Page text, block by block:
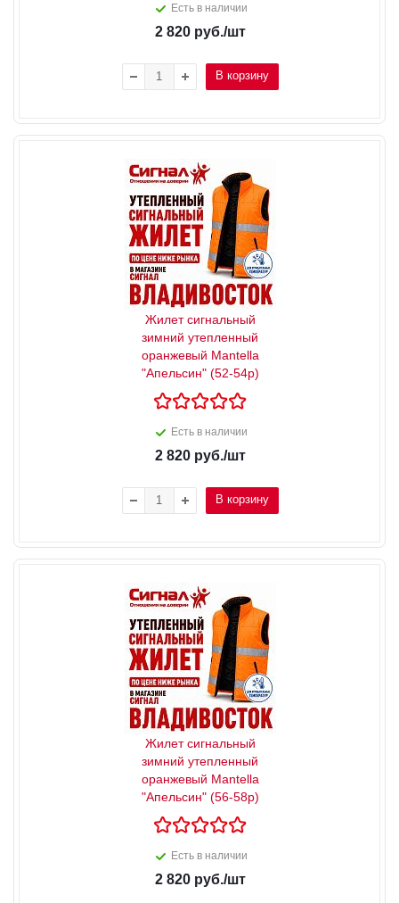
Есть в наличии
2 820руб./шт
В корзину
Жилет сигнальный
зимний утепленный
оранжевый Mantella
"Апельсин" (52-54р)
Есть в наличии
2 820руб./шт
В корзину
Жилет сигнальный
зимний утепленный
оранжевый Mantella
"Апельсин" (56-58р)
Есть в наличии
2 820руб./шт